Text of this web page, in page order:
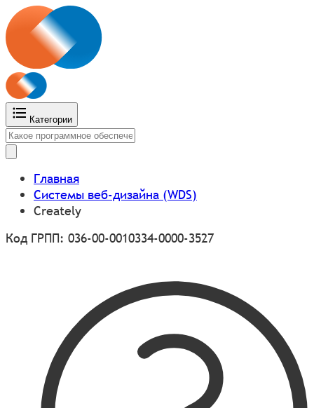
Категории
Главная
Системы веб-дизайна (WDS)
Creately
Код ГРПП: 036-00-0010334-0000-3527